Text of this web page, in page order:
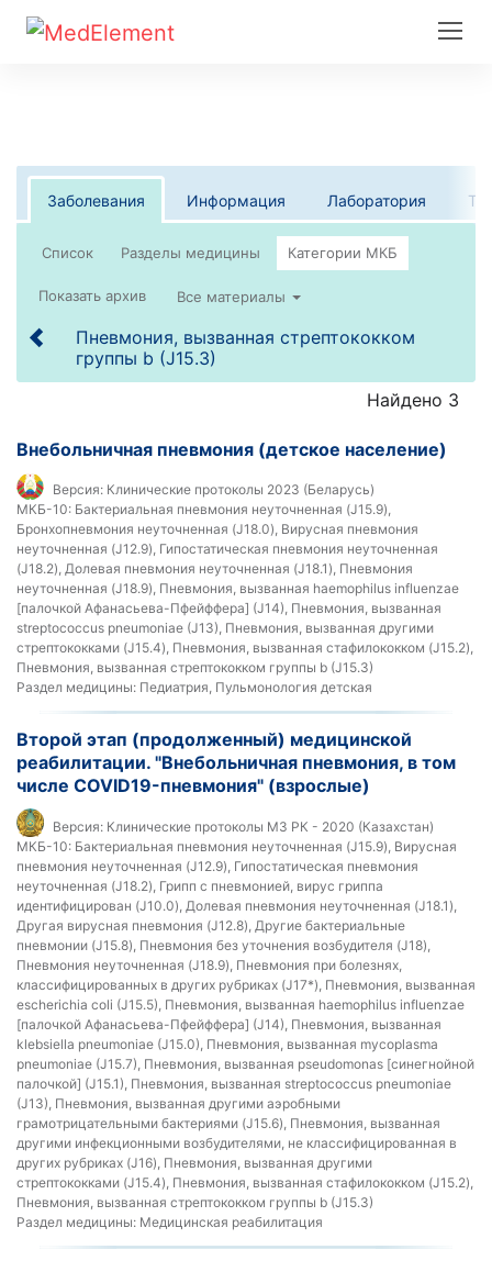
Заболевания Информация Лаборатория
Список
Все материалы
Пневмония, вызванная стрептококком
группы b (J15.3)
Найдено 3
Внебольничная пневмония (детское население)
Версия: Клинические протоколы 2023 (Беларусь)
МКБ-10: Бактериальная пневмония неуточненная (J15.9),
Бронхопневмония неуточненная (J18.0), Вирусная пневмония
неуточненная (J12.9), Гипостатическая пневмония неуточненная
(J18.2), Долевая пневмония неуточненная (J18.1), Пневмония
неуточненная (J18.9), Пневмония, вызванная haemophilus influenzae
[палочкой Афанасьева-Пфейффера] (J14), Пневмония, вызванная
streptococcus pneumoniae (J13), Пневмония, вызванная другими
стрептококками (J15.4), Пневмония, вызванная стафилококком (J15.2),
Пневмония, вызванная стрептококком группы b (J15.3)
Раздел медицины: Педиатрия, Пульмонология детская
Второй этап (продолженный) медицинской
реабилитации. "Внебольничная пневмония, в том
числе COVID19-пневмония" (взрослые)
Версия: Клинические протоколы МЗ РК - 2020 (Казахстан)
МКБ-10: Бактериальная пневмония неуточненная (J15.9), Вирусная
пневмония неуточненная (J12.9), Гипостатическая пневмония
неуточненная (J18.2), Грипп с пневмонией, вирус гриппа
идентифицирован (J10.0), Долевая пневмония неуточненная (J18.1),
Другая вирусная пневмония (J12.8), Другие бактериальные
пневмонии (J15.8), Пневмония без уточнения возбудителя (J18),
Пневмония неуточненная (J18.9), Пневмония при болезнях,
классифицированных в других рубриках (J17*), Пневмония, вызванная
escherichia coli (J15.5), Пневмония, вызванная haemophilus influenzae
[палочкой Афанасьева-Пфейффера] (J14), Пневмония, вызванная
klebsiella pneumoniae (J15.0), Пневмония, вызванная mycoplasma
pneumoniae (J15.7), Пневмония, вызванная pseudomonas [синегнойной
палочкой] (J15.1), Пневмония, вызванная streptococcus pneumoniae
(J13), Пневмония, вызванная другими аэробными
грамотрицательными бактериями (J15.6), Пневмония, вызванная
другими инфекционными возбудителями, не классифицированная в
других рубриках (J16), Пневмония, вызванная другими
стрептококками (J15.4), Пневмония, вызванная стафилококком (J15.2),
Пневмония, вызванная стрептококком группы b (J15.3)
Раздел медицины: Медицинская реабилитация